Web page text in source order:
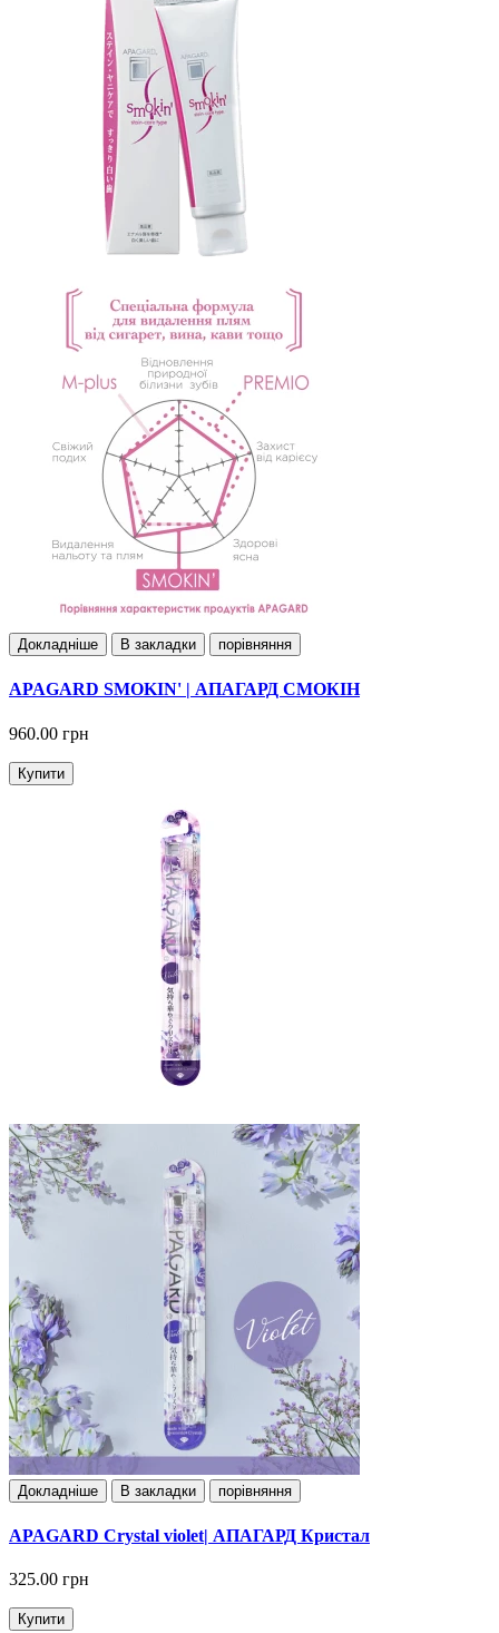
Докладнiше В закладки порівняння
APAGARD SMOKIN' | АПАГАРД СМОКІН
960.00 грн
Купити
Докладнiше В закладки порівняння
APAGARD Crystal violet| АПАГАРД Кристал
325.00 грн
Купити